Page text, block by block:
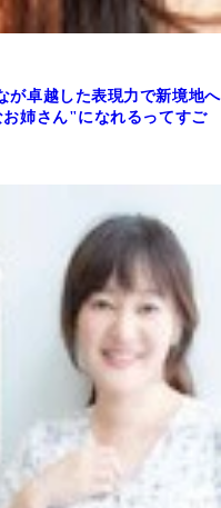
が卓越した表現力で新境地へ
お姉さん"になれるってすご